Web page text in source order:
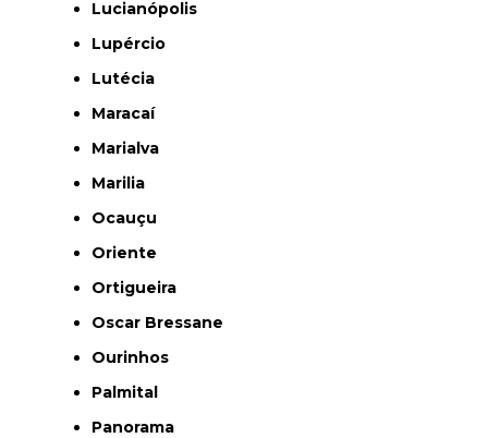
Lucianópolis
Lupércio
Lutécia
Maracaí
Marialva
Marilia
Ocauçu
Oriente
Ortigueira
Oscar Bressane
Ourinhos
Palmital
Panorama